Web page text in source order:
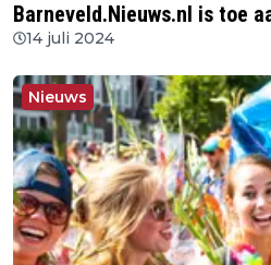
Barneveld.Nieuws.nl is toe
14 juli 2024
Nieuws